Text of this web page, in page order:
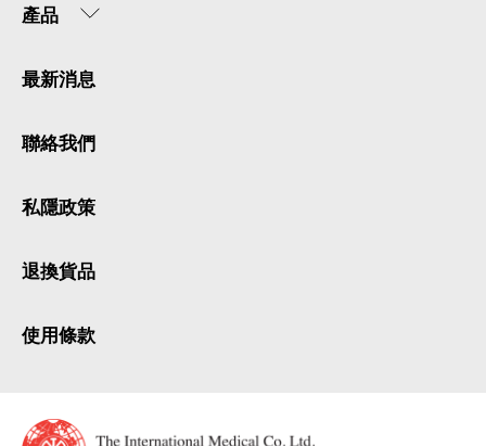
產品
最新消息
聯絡我們
私隱政策
退換貨品
使用條款